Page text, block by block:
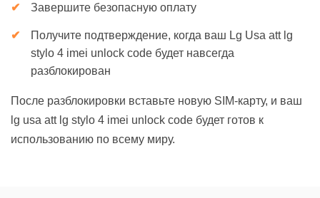
Завершите безопасную оплату
Получите подтверждение, когда ваш Lg Usa att lg
stylo 4 imei unlock code будет навсегда
разблокирован
После разблокировки вставьте новую SIM-карту, и ваш
lg usa att lg stylo 4 imei unlock code будет готов к
использованию по всему миру.